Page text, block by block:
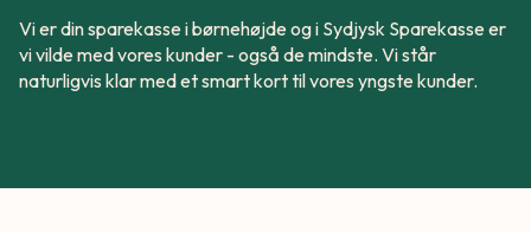
Vi er din sparekasse i børnehøjde og i Sydjysk Sparekasse er
vi vilde med vores kunder - også de mindste. Vi står
naturligvis klar med et smart kort til vores yngste kunder.